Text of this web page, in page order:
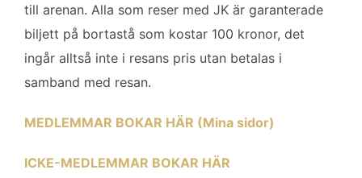
till arenan. Alla som reser med JK är garanterade
biljett på bortastå som kostar 100 kronor, det
ingår alltså inte i resans pris utan betalas i
samband med resan.
MEDLEMMAR BOKAR HÄR (Mina sidor)
ICKE-MEDLEMMAR BOKAR HÄR